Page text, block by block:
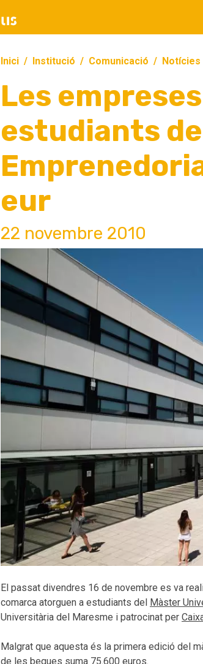
Inici Institució Comunicació Notícies
Les
estudiants
eur
22 novembre 2010
El passat divendres 16 de novembre es va
comarca atorguen a estudiants del Màster
Universitària del Maresme i patrocinat per
Malgrat que aquesta és la primera edició del
de les beques suma 75.600 euros.